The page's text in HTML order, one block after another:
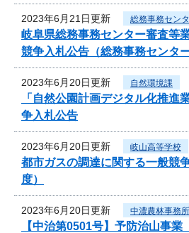
2023年6月21日更新 総務事務セン
岐阜県総務事務センター審査等
競争入札公告（総務事務センター
2023年6月20日更新 自然環境課
「自然公園計画デジタル化推進
争入札公告
2023年6月20日更新 岐山高等学校
都市ガスの調達に関する一般競
度）
2023年6月20日更新 中濃農林事務所
【中治第0501号】予防治山事